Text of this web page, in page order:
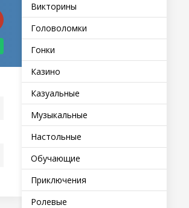
Викторины
Головоломки
Гонки
Казино
Казуальные
Музыкальные
Настольные
Обучающие
Приключения
Ролевые